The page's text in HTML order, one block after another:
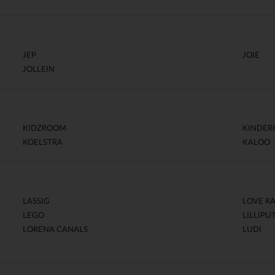
JEP
JOIE
JOLLEIN
KIDZROOM
KOELSTRA KALOO
LASSIG
LOVE
LEGO
LORENA CANALS
LUDI